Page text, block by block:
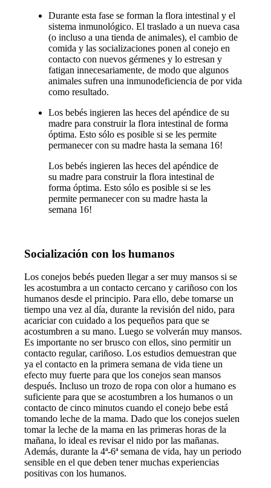
Durante esta fase se forman la flora intestinal y el
sistema inmunológico. El traslado a un nueva casa
(o incluso a una tienda de animales), el cambio de
comida y las socializaciones ponen al conejo en
contacto con nuevos gérmenes y lo estresan y
fatigan innecesariamente, de modo que algunos
animales sufren una inmunodeficiencia de por vida
como resultado.
Los bebés ingieren las heces del apéndice de su
madre para construir la flora intestinal de forma
óptima. Esto sólo es posible si se les permite
permanecer con su madre hasta la semana 16!
Los bebés ingieren las heces del apéndice de
su madre para construir la flora intestinal de
forma óptima. Esto sólo es posible si se les
permite permanecer con su madre hasta la
semana 16!
Socialización con los humanos
Los conejos bebés pueden llegar a ser muy mansos si se
les acostumbra a un contacto cercano y cariñoso con los
humanos desde el principio. Para ello, debe tomarse un
tiempo una vez al día, durante la revisión del nido, para
acariciar con cuidado a los pequeños para que se
acostumbren a su mano. Luego se volverán muy mansos.
Es importante no ser brusco con ellos, sino permitir un
contacto regular, cariñoso. Los estudios demuestran que
ya el contacto en la primera semana de vida tiene un
efecto muy fuerte para que los conejos sean mansos
después. Incluso un trozo de ropa con olor a humano es
suficiente para que se acostumbren a los humanos o un
contacto de cinco minutos cuando el conejo bebe está
tomando leche de la mama. Dado que los conejos suelen
tomar la leche de la mama en las primeras horas de la
mañana, lo ideal es revisar el nido por las mañanas.
Además, durante la 4ª-6ª semana de vida, hay un periodo
sensible en el que deben tener muchas experiencias
positivas con los humanos.